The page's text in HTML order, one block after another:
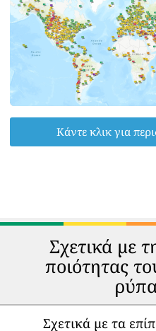
Κάντε κλικ για
Σχετικά με
ποιότητας
Σχετικά με τα